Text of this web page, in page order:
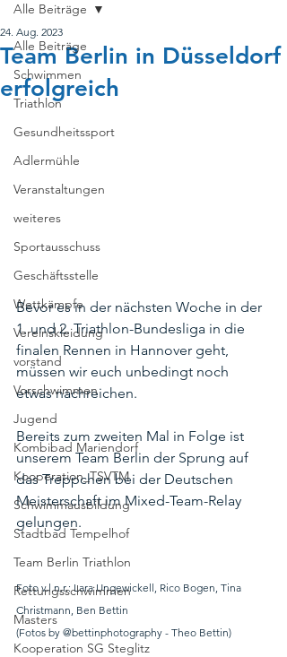
Alle Beiträge
Schwimmen
Triathlon
Gesundheitssport
Adlermühle
Veranstaltungen
weiteres
Sportausschuss
Geschäftsstelle
Wettkämpfe
Vereinskleidung
vorstand
Vorschwimmen
Jugend
Kombibad Mariendorf
Kooperation_TSVTM
Schwimmausbildung
Stadtbad Tempelhof
Team Berlin Triathlon
Rettungsschwimmen
Masters
Kooperation SG Steglitz
Alle Beiträge
Team Berlin in Düsseldorf
erfolgreich
24. Aug. 2023
Bevor es in der nächsten Woche in der
1. und 2. Triathlon-Bundesliga in die
finalen Rennen in Hannover geht,
müssen wir euch unbedingt noch
etwas nachreichen.
Bereits zum zweiten Mal in Folge ist
unserem Team Berlin der Sprung auf
das Treppchen bei der Deutschen
Meisterschaft im Mixed-Team-Relay
gelungen.
Foto v.l.n.r.: Lara Ungewickell, Rico Bogen, Tina
Christmann, Ben Bettin
(Fotos by @bettinphotography - Theo Bettin)